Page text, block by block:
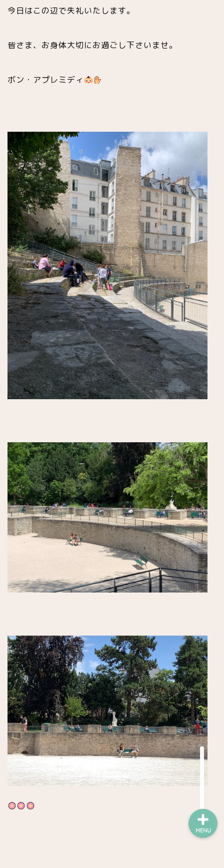
今日はこの辺で失礼いたします。
皆さま、お身体大切にお過ごし下さいませ。
ボン・アプレミディ
MENU
チョコレート専門店
プラリネ専門店
アイスクリーム専門店
レストラン
日本人シェフ
今パリで話題の店
パリが眺望できる場所
星付きレストラン
アジア料理
イタリアン他
カフェ
老舗・クラッシック
サロンドテ
トレンドカフェ
素敵なテラス
ワイン
チーズ屋
雑貨屋
趣味・コレクション他
お買い得・ストック店